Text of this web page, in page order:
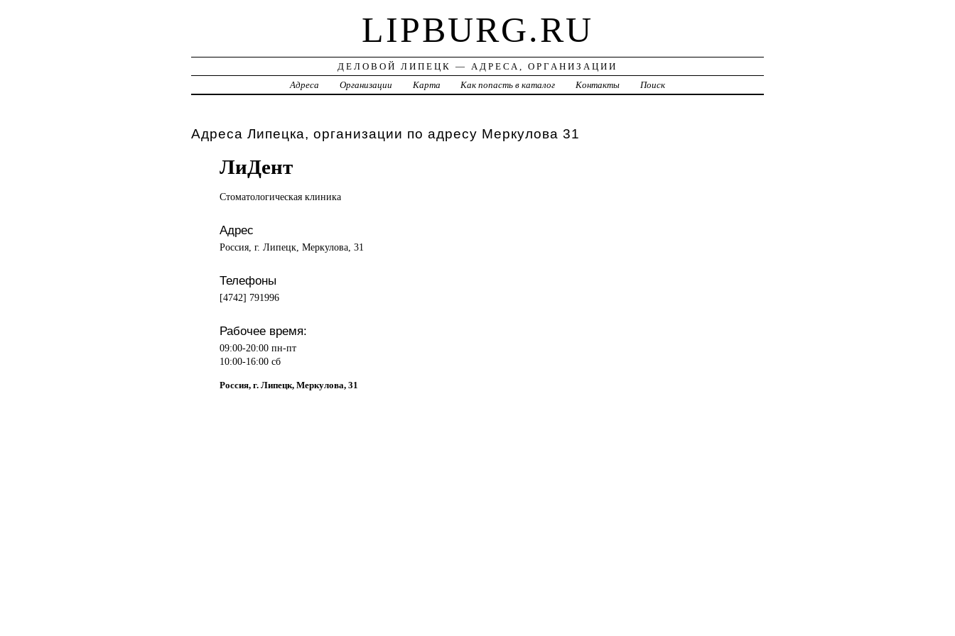
LIPBURG.RU
ДЕЛОВОЙ ЛИПЕЦК — АДРЕСА, ОРГАНИЗАЦИИ
Адреса
Организации Карта Как попасть в каталог Контакты Поиск
Адреса Липецка, организации по адресу Меркулова 31
ЛиДент
Стоматологическая клиника
Адрес
Россия, г. Липецк, Меркулова, 31
Телефоны
[4742] 791996
Рабочее время:
09:00-20:00 пн-пт
10:00-16:00 сб
Россия, г. Липецк, Меркулова, 31